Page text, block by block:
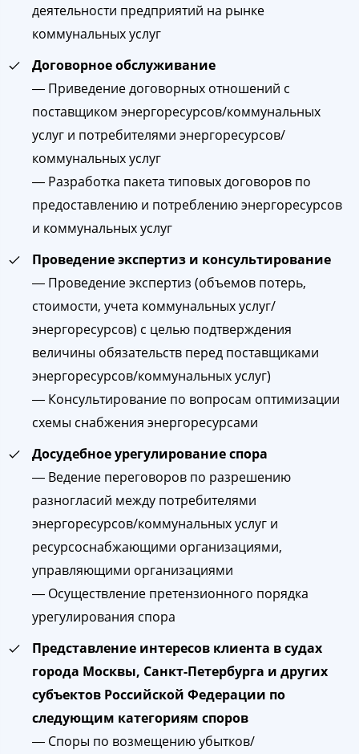
деятельности предприятий на рынке
коммунальных услуг
Договорное обслуживание
― Приведение договорных отношений с
поставщиком энергоресурсов/коммунальных
услуг и потребителями энергоресурсов/
коммунальных услуг
― Разработка пакета типовых договоров по
предоставлению и потреблению энергоресурсов
и коммунальных услуг
Проведение экспертиз и консультирование
― Проведение экспертиз (объемов потерь,
стоимости, учета коммунальных услуг/
энергоресурсов) с целью подтверждения
величины обязательств перед поставщиками
энергоресурсов/коммунальных услуг)
― Консультирование по вопросам оптимизации
схемы снабжения энергоресурсами
Досудебное урегулирование спора
― Ведение переговоров по разрешению
разногласий между потребителями
энергоресурсов/коммунальных услуг и
ресурсоснабжающими организациями,
управляющими организациями
― Осуществление претензионного порядка
урегулирования спора
Представление интересов клиента в судах
города Москвы, Санкт-Петербурга и других
субъектов Российской Федерации по
следующим категориям споров
― Споры по возмещению убытков/